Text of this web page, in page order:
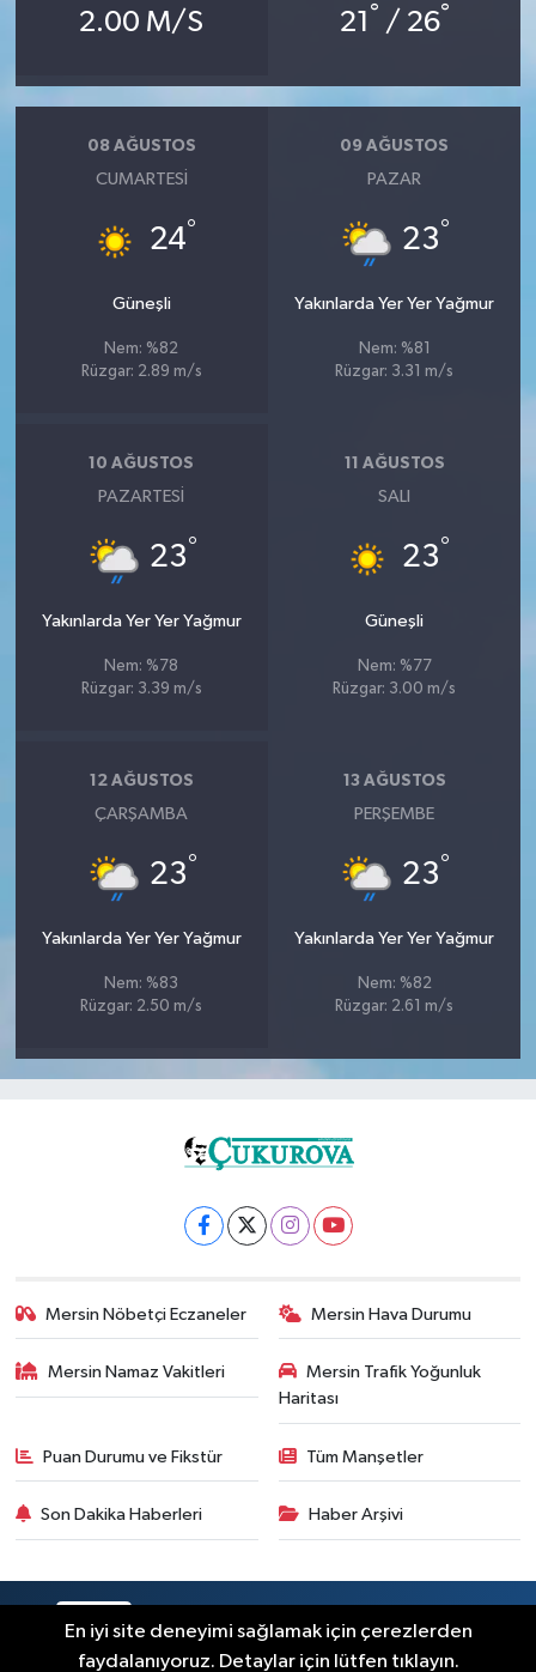
2.00 M/S 21 ° / 26°
08 AĞUSTOS
CUMARTESI
24°
Güneşli
Nem: %82
Rüzgar: 2.89 m/s
09 AĞUSTOS
PAZAR
23°
Yakınlarda Yer Yer Yağmur
Nem: %81
Rüzgar: 3.31 m/s
10 AĞUSTOS
PAZARTESI
23°
Yakınlarda Yer Yer Yağmur
Nem: %78
Rüzgar: 3.39 m/s
11 AĞUSTOS
SALI
23°
Güneşli
Nem: %77
Rüzgar: 3.00 m/s
12 AĞUSTOS
ÇARŞAMBA
23°
Yakınlarda Yer Yer Yağmur
Nem: %83
Rüzgar: 2.50 m/s
13 AĞUSTOS
PERŞEMBE
23°
Yakınlarda Yer Yer Yağmur
Nem: %82
Rüzgar: 2.61 m/s
Mersin Nöbetçi Eczaneler Mersin Hava Durumu
Mersin Namaz Vakitleri
Mersin Trafik Yoğunluk
Haritası
Puan Durumu ve Fikstür Tüm Manşetler
Son Dakika Haberleri Haber Arşivi
En iyi site deneyimi sağlamak için çerezlerden
faydalanıyoruz. Detaylar için lütfen tıklayın.